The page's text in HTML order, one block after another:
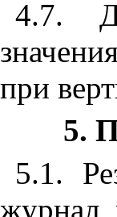
4.7.
при
5.
5.1.
журнал,